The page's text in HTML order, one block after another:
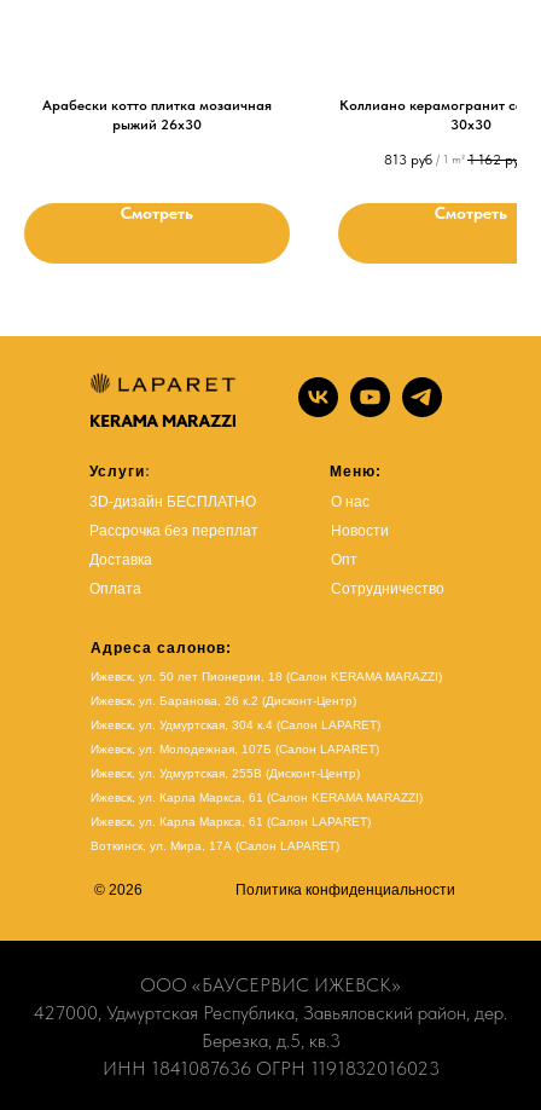
Арабески котто плитка мозаичная
рыжий 26х30
Смотреть
Коллиано керамогранит
30х30
813 руб / 1 m² 1 162 руб
Смотреть
Услуги:
3D-дизайн БЕСПЛАТНО
Рассрочка без переплат
Доставка
Оплата
Меню:
О нас
Новости
Опт
Сотрудничество
Адреса салонов:
Ижевск, ул. 50 лет Пионерии, 18 (Салон KERAMA MARAZZI)
Ижевск, ул. Баранова, 26 к.2 (Дисконт-Центр)
Ижевск, ул. Удмуртская, 304 к.4 (Салон LAPARET)
Ижевск, ул. Молодежная, 107Б (Салон LAPARET)
Ижевск, ул. Удмуртская, 255В (Дисконт-Центр)
Ижевск, ул. Карла Маркса, 61 (Салон KERAMA MARAZZI)
Ижевск, ул. Карла Маркса, 61 (Салон LAPARET)
Воткинск, ул. Мира, 17А (Салон LAPARET)
© 2026 Политика конфиденциальности
ООО «БАУСЕРВИС ИЖЕВСК»
427000, Удмуртская Республика, Завьяловский район, дер.
Березка, д.5, кв.3
ИНН 1841087636 ОГРН 1191832016023